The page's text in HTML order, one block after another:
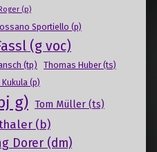
(p)
Sportiello (p)
(g voc)
(tp) Thomas Huber (ts)
(p)
g) Tom Müller (ts)
(b)
Dorer (dm)